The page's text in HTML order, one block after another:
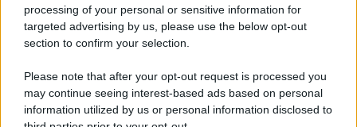
processing of your personal or sensitive information for
targeted advertising by us, please use the below opt-out
section to confirm your selection.
Please note that after your opt-out request is processed you
may continue seeing interest-based ads based on personal
information utilized by us or personal information disclosed to
Ricevi LE FRASI PIÙ BELLE via e-mail
E-mail